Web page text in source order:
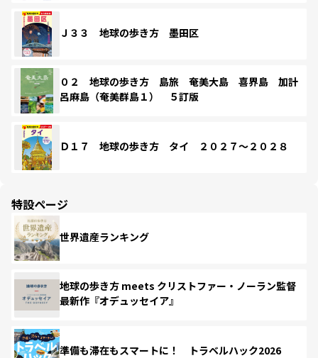
Ｊ３３ 地球の歩き方 墨田区
０２ 地球の歩き方 島旅 奄美大島 喜界島 加計
呂麻島（奄美群島１） ５訂版
Ｄ１７ 地球の歩き方 タイ ２０２７～２０２８
特設ページ
世界遺産ランキング
地球の歩き方 meets クリストファー・ノーラン監督
最新作『オデュッセイア』
準備も滞在もスマートに！ トラベルハック2026